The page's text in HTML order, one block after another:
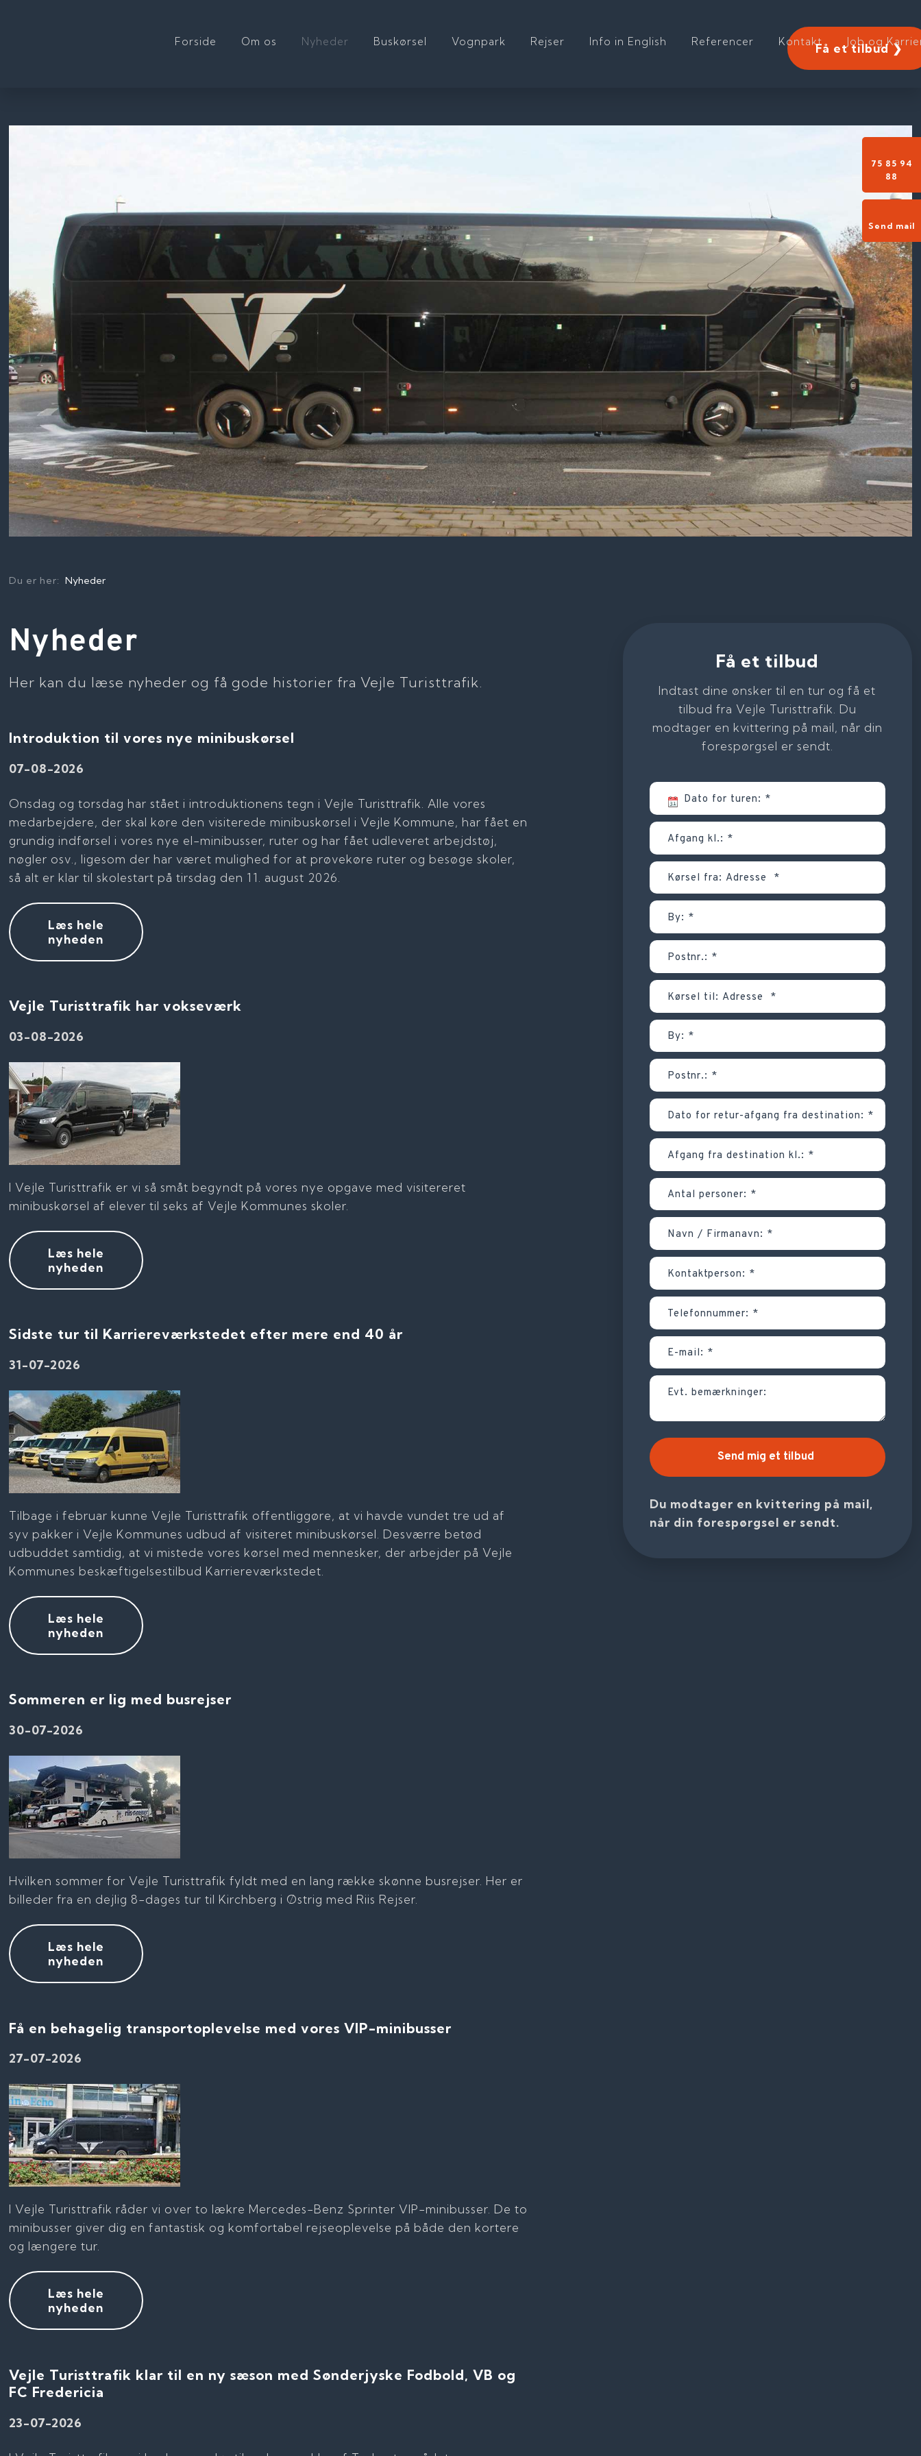
75 85 94
88​
Send mail
Forside Om os Nyheder Buskørsel Vognpark Rejser Info in English Referencer Kontakt Job og
Få et tilbud ❯
Du er her:Nyheder
Nyheder​
​Her kan du læse nyheder og få gode historier fra Vejle Turisttrafik. ​​
Introduktion til vores nye minibuskørsel
07-08-2026
Onsdag og torsdag har stået i introduktionens tegn i Vejle Turisttrafik. Alle vores
medarbejdere, der skal køre den visiterede minibuskørsel i Vejle Kommune, har fået en
grundig indførsel i vores nye el-minibusser, ruter og har fået udleveret arbejdstøj,
nøgler osv., ligesom der har været mulighed for at prøvekøre ruter og besøge skoler,
så alt er klar til skolestart på tirsdag den 11. august 2026.
Læs hele
nyheden
Vejle Turisttrafik har vokseværk
03-08-2026
I Vejle Turisttrafik er vi så småt begyndt på vores nye opgave med visitereret
minibuskørsel af elever til seks af Vejle Kommunes skoler.
Læs hele
nyheden
Sidste tur til Karriereværkstedet efter mere end 40 år
31-07-2026
Tilbage i februar kunne Vejle Turisttrafik offentliggøre, at vi havde vundet tre ud af
syv pakker i Vejle Kommunes udbud af visiteret minibuskørsel. Desværre betød
udbuddet samtidig, at vi mistede vores kørsel med mennesker, der arbejder på Vejle
Kommunes beskæftigelsestilbud Karriereværkstedet.
Læs hele
nyheden
​Sommeren er lig med busrejser
30-07-2026
Hvilken sommer for Vejle Turisttrafik fyldt med en lang række skønne busrejser. Her er
billeder fra en dejlig 8-dages tur til Kirchberg i Østrig med Riis Rejser.
Læs hele
nyheden
Få en behagelig transportoplevelse med vores VIP-minibusser
27-07-2026
I Vejle Turisttrafik råder vi over to lækre Mercedes-Benz Sprinter VIP-minibusser. De to
minibusser giver dig en fantastisk og komfortabel rejseoplevelse på både den kortere
og længere tur.
Læs hele
nyheden
​Vejle Turisttrafik klar til en ny sæson med Sønderjyske Fodbold, VB og
FC Fredericia
23-07-2026
Få et tilbud
Indtast dine ønsker til en tur og få et
tilbud fra Vejle Turisttrafik. Du
modtager en kvittering på mail, når din
forespørgsel er sendt.​
Du modtager en kvittering på mail,
når din forespørgsel er sendt.​